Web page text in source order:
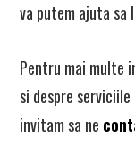
va putem ajuta sa
Pentru mai multe
si despre
invitam sa ne